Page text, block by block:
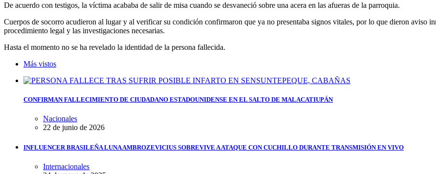
De acuerdo con testigos, la víctima acababa de salir de misa cuando se desvaneció sobre una acera en las afueras de la parroquia.
Cuerpos de socorro acudieron al lugar y al verificar su condición confirmaron que ya no presentaba signos vitales, por lo que dieron aviso
procedimiento legal y las investigaciones necesarias.
Hasta el momento no se ha revelado la identidad de la persona fallecida.
Más vistos
CONFIRMAN FALLECIMIENTO DE CIUDADANO ESTADOUNIDENSE EN EL SALTO DE MALACATIUPÁN
Nacionales
22 de junio de 2026
INFLUENCER BRASILEÑA LUNA AMBROZEVICIUS SOBREVIVE A ATAQUE CON CUCHILLO DURANTE TRANSMISIÓN EN VIVO
Internacionales